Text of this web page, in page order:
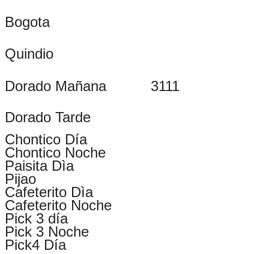
Bogota
Quindio
Dorado Mañana
3111
Dorado Tarde
Chontico Día
Chontico Noche
Paisita Dìa
Pijao
Cafeterito Dìa
Cafeterito Noche
Pick 3 día
Pick 3 Noche
Pick4 Día